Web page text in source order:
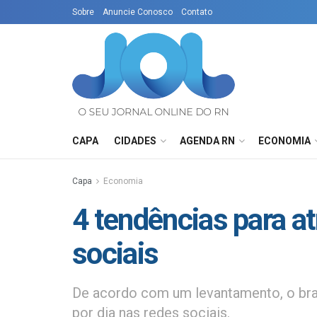
Sobre Anuncie Conosco Contato
CAPA CIDADES AGENDA RN ECONOMIA
Capa Economia
4 tendências para
sociais
De acordo com um levantamento, o
por dia nas redes sociais.